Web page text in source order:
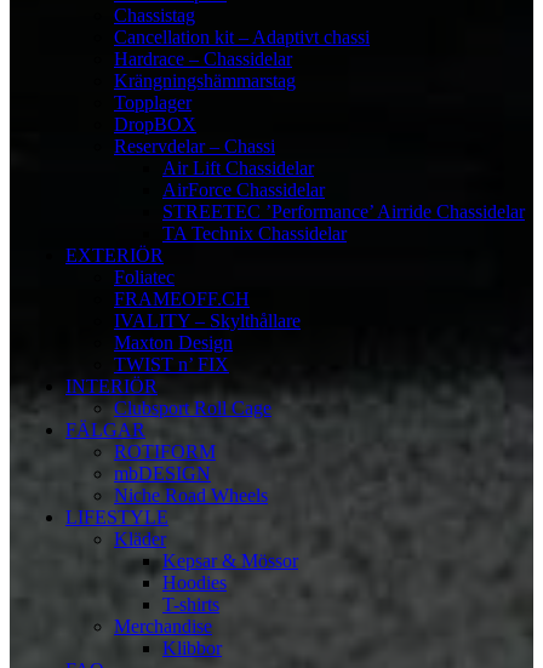
Chassistag
Cancellation kit – Adaptivt chassi
Hardrace – Chassidelar
Krängningshämmarstag
Topplager
DropBOX
Reservdelar – Chassi
Air Lift Chassidelar
AirForce Chassidelar
STREETEC ’Performance’ Airride Chassidelar
TA Technix Chassidelar
EXTERIÖR
Foliatec
FRAMEOFF.CH
IVALITY – Skylthållare
Maxton Design
TWIST n’ FIX
INTERIÖR
Clubsport Roll Cage
FÄLGAR
ROTIFORM
mbDESIGN
Niche Road Wheels
LIFESTYLE
Kläder
Kepsar & Mössor
Hoodies
T-shirts
Merchandise
Klibbor